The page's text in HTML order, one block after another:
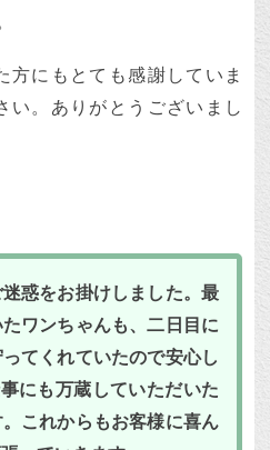
方にもとても感謝していま
い。ありがとうございまし
惑をお掛けしました。最
ワンちゃんも、二日目に
てくれていたので安心し
にも万蔵していただいた
これからもお客様に喜ん